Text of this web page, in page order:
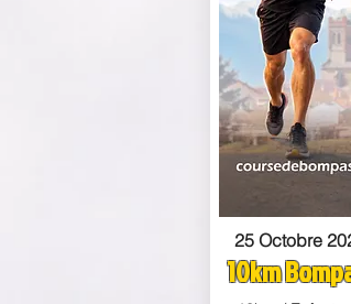
25 Octobre
10km